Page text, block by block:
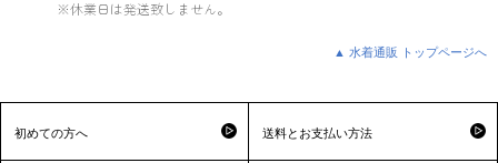
※休業日は発送致しません。
▲ 水着通販 トップページへ
初めての方へ 送料とお支払い方法